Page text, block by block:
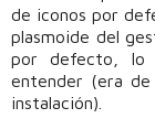
de iconos por
plasmoide del
por defecto, lo
entender (era de
instalación).